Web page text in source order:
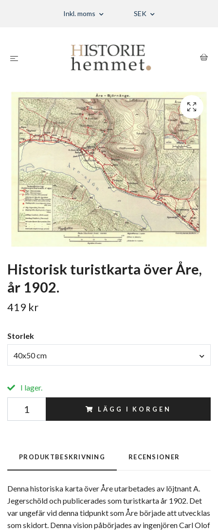
Inkl. moms SEK
Historisk turistkarta över Åre,
år 1902.
419 kr
Storlek
40x50 cm
I lager.
LÄGG I KORGEN
PRODUKTBESKRIVNING RECENSIONER
Denna historiska karta över Åre utarbetades av löjtnant A.
Jegerschöld och publicerades som turistkarta år 1902. Det
var ungefär vid denna tidpunkt som Åre började att utvecklas
som skidort. Denna vision påbörjades av ingenjören Carl Olof